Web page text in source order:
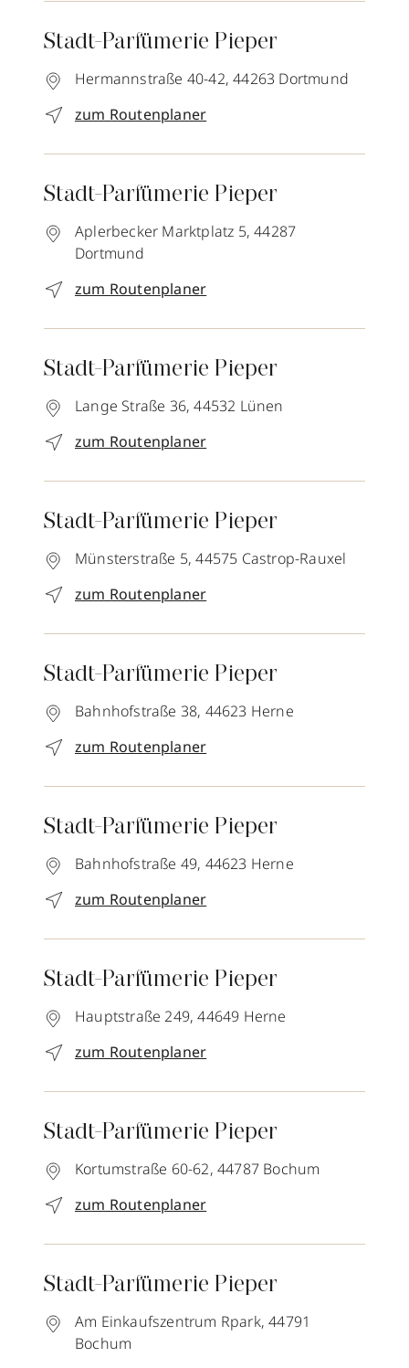
Stadt-Parfümerie Pieper
Hermannstraße 40-42, 44263 Dortmund
zum Routenplaner
Stadt-Parfümerie Pieper
Aplerbecker Marktplatz 5, 44287
Dortmund
zum Routenplaner
Stadt-Parfümerie Pieper
Lange Straße 36, 44532 Lünen
zum Routenplaner
Stadt-Parfümerie Pieper
Münsterstraße 5, 44575 Castrop-Rauxel
zum Routenplaner
Stadt-Parfümerie Pieper
Bahnhofstraße 38, 44623 Herne
zum Routenplaner
Stadt-Parfümerie Pieper
Bahnhofstraße 49, 44623 Herne
zum Routenplaner
Stadt-Parfümerie Pieper
Hauptstraße 249, 44649 Herne
zum Routenplaner
Stadt-Parfümerie Pieper
Kortumstraße 60-62, 44787 Bochum
zum Routenplaner
Stadt-Parfümerie Pieper
Am Einkaufszentrum Rpark, 44791
Bochum